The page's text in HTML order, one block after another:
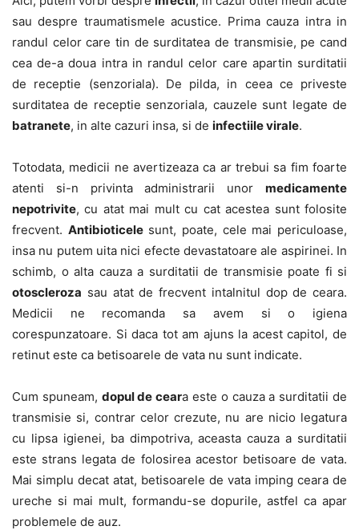
sau despre traumatismele acustice. Prima cauza intra in
randul celor care tin de surditatea de transmisie, pe cand
cea de-a doua intra in randul celor care apartin surditatii
de receptie (senzoriala). De pilda, in ceea ce priveste
surditatea de receptie senzoriala, cauzele sunt legate de
batranete, in alte cazuri insa, si de infectiile virale.
Totodata, medicii ne avertizeaza ca ar trebui sa fim foarte
atenti si-n privinta administrarii unor medicamente
nepotrivite, cu atat mai mult cu cat acestea sunt folosite
frecvent. Antibioticelesunt, poate, cele mai periculoase,
insa nu putem uita nici efecte devastatoare ale aspirinei. In
schimb, o alta cauza a surditatii de transmisie poate fi si
otoscleroza sau atat de frecvent intalnitul dop de ceara.
Medicii ne recomanda sa avem si o igiena
corespunzatoare. Si daca tot am ajuns la acest capitol, de
retinut este ca betisoarele de vata nu sunt indicate.
Cum spuneam, dopul de ceara este o cauza a surditatii de
transmisie si, contrar celor crezute, nu are nicio legatura
cu lipsa igienei, ba dimpotriva, aceasta cauza a surditatii
este strans legata de folosirea acestor betisoare de vata.
Mai simplu decat atat, betisoarele de vata imping ceara de
ureche si mai mult, formandu-se dopurile, astfel ca apar
problemele de auz.